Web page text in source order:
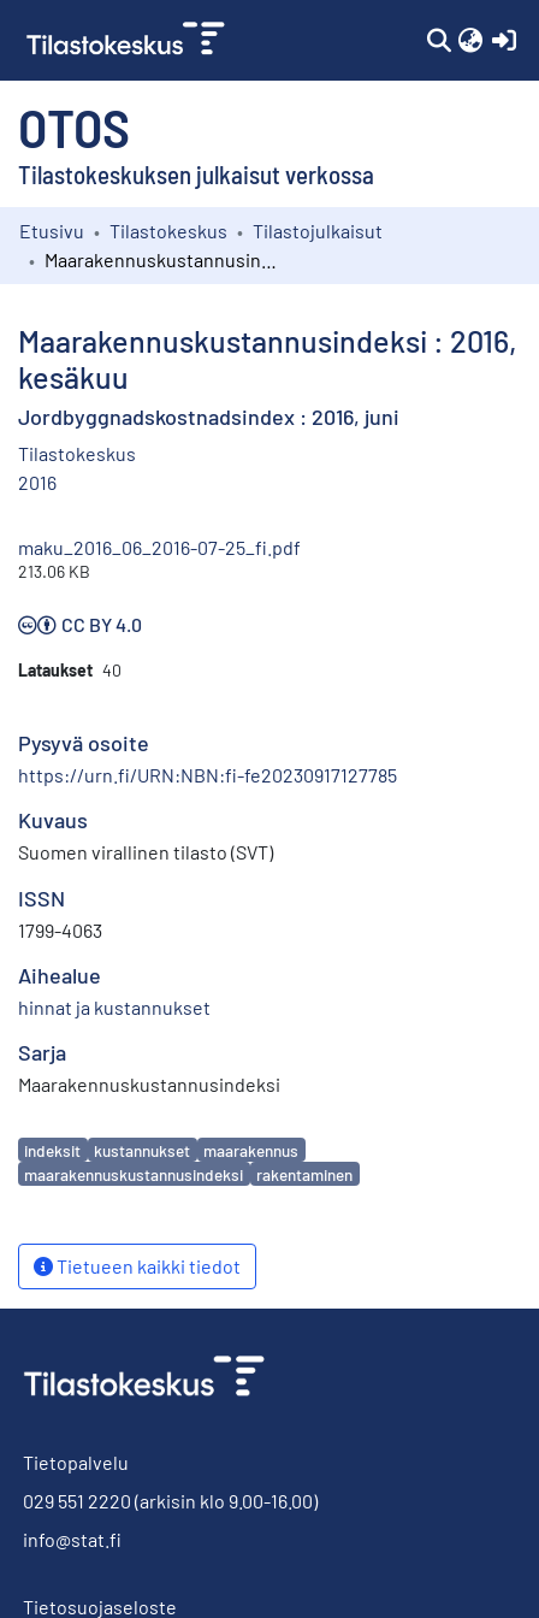
OTOS
Tilastokeskuksen julkaisut verkossa
Kokoelmat
Etusivu Tilastokeskus
Tilastojulkaisut
Maarakennuskustannusindeksi : 2016,
kesäkuu
Jordbyggnadskostnadsindex : 2016, juni
Tilastokeskus
2016
maku_2016_06_2016-07-25_fi.pdf
213.06 KB
CC BY 4.0
Lataukset 40
Pysyvä osoite
https://urn.fi/URN:NBN:fi-fe20230917127785
Kuvaus
Suomen virallinen tilasto (SVT)
ISSN
1799-4063
Aihealue
hinnat ja kustannukset
Sarja
Maarakennuskustannusindeksi
Avainsanat
indeksit kustannukset
maarakennus
maarakennuskustannusindeksi
rakentaminen
Tietueen kaikki tiedot
Tietopalvelu
029 551 2220 (arkisin klo 9.00-16.00)
info@stat.fi
Tietosuojaseloste